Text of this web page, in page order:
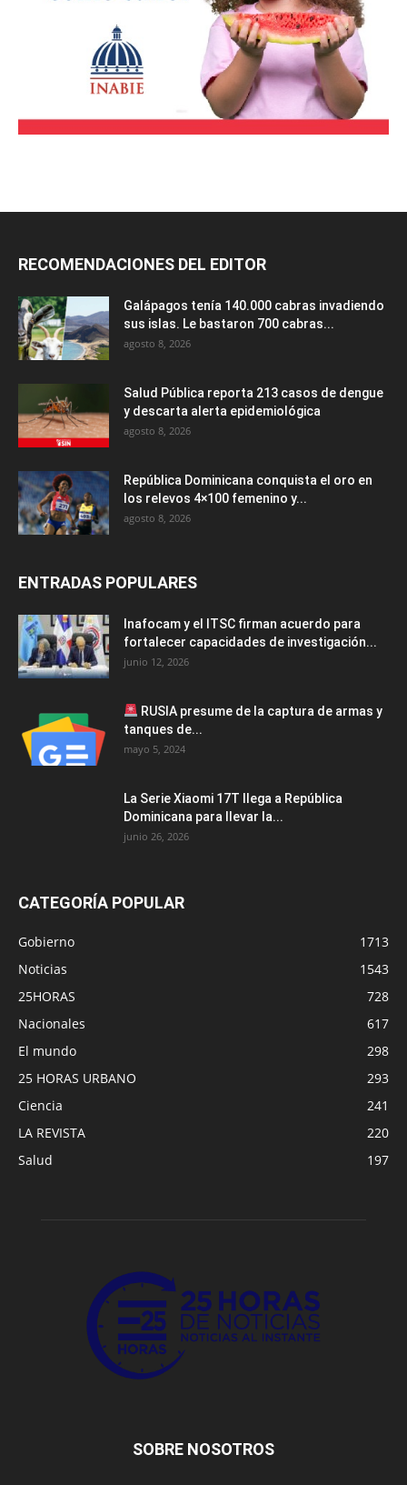
RECOMENDACIONES DEL EDITOR
Galápagos tenía 140.000 cabras invadiendo
sus islas. Le bastaron 700 cabras...
agosto 8, 2026
Salud Pública reporta 213 casos de dengue
y descarta alerta epidemiológica
agosto 8, 2026
República Dominicana conquista el oro en
los relevos 4×100 femenino y...
agosto 8, 2026
ENTRADAS POPULARES
Inafocam y el ITSC firman acuerdo para
fortalecer capacidades de investigación...
junio 12, 2026
RUSIA presume de la captura de armas y
tanques de...
mayo 5, 2024
La Serie Xiaomi 17T llega a República
Dominicana para llevar la...
junio 26, 2026
CATEGORÍA POPULAR
Gobierno
1713
Noticias
1543
25HORAS
728
Nacionales
617
El mundo
298
25 HORAS URBANO
293
Ciencia
241
LA REVISTA
220
Salud
197
SOBRE NOSOTROS